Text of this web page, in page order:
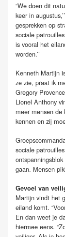
“We doen dit
keer in
gesprekken op
sociale
is vooral het
worden.’’
Kenneth Martijn
ze zie, praat ik
Gregory
Lionel Anthony
meer mensen
kennen en zij
sociale
gaan. Mensen
Gevoel van
Martijn vindt het
eiland komt.
En dan weet je
hiermee eens.